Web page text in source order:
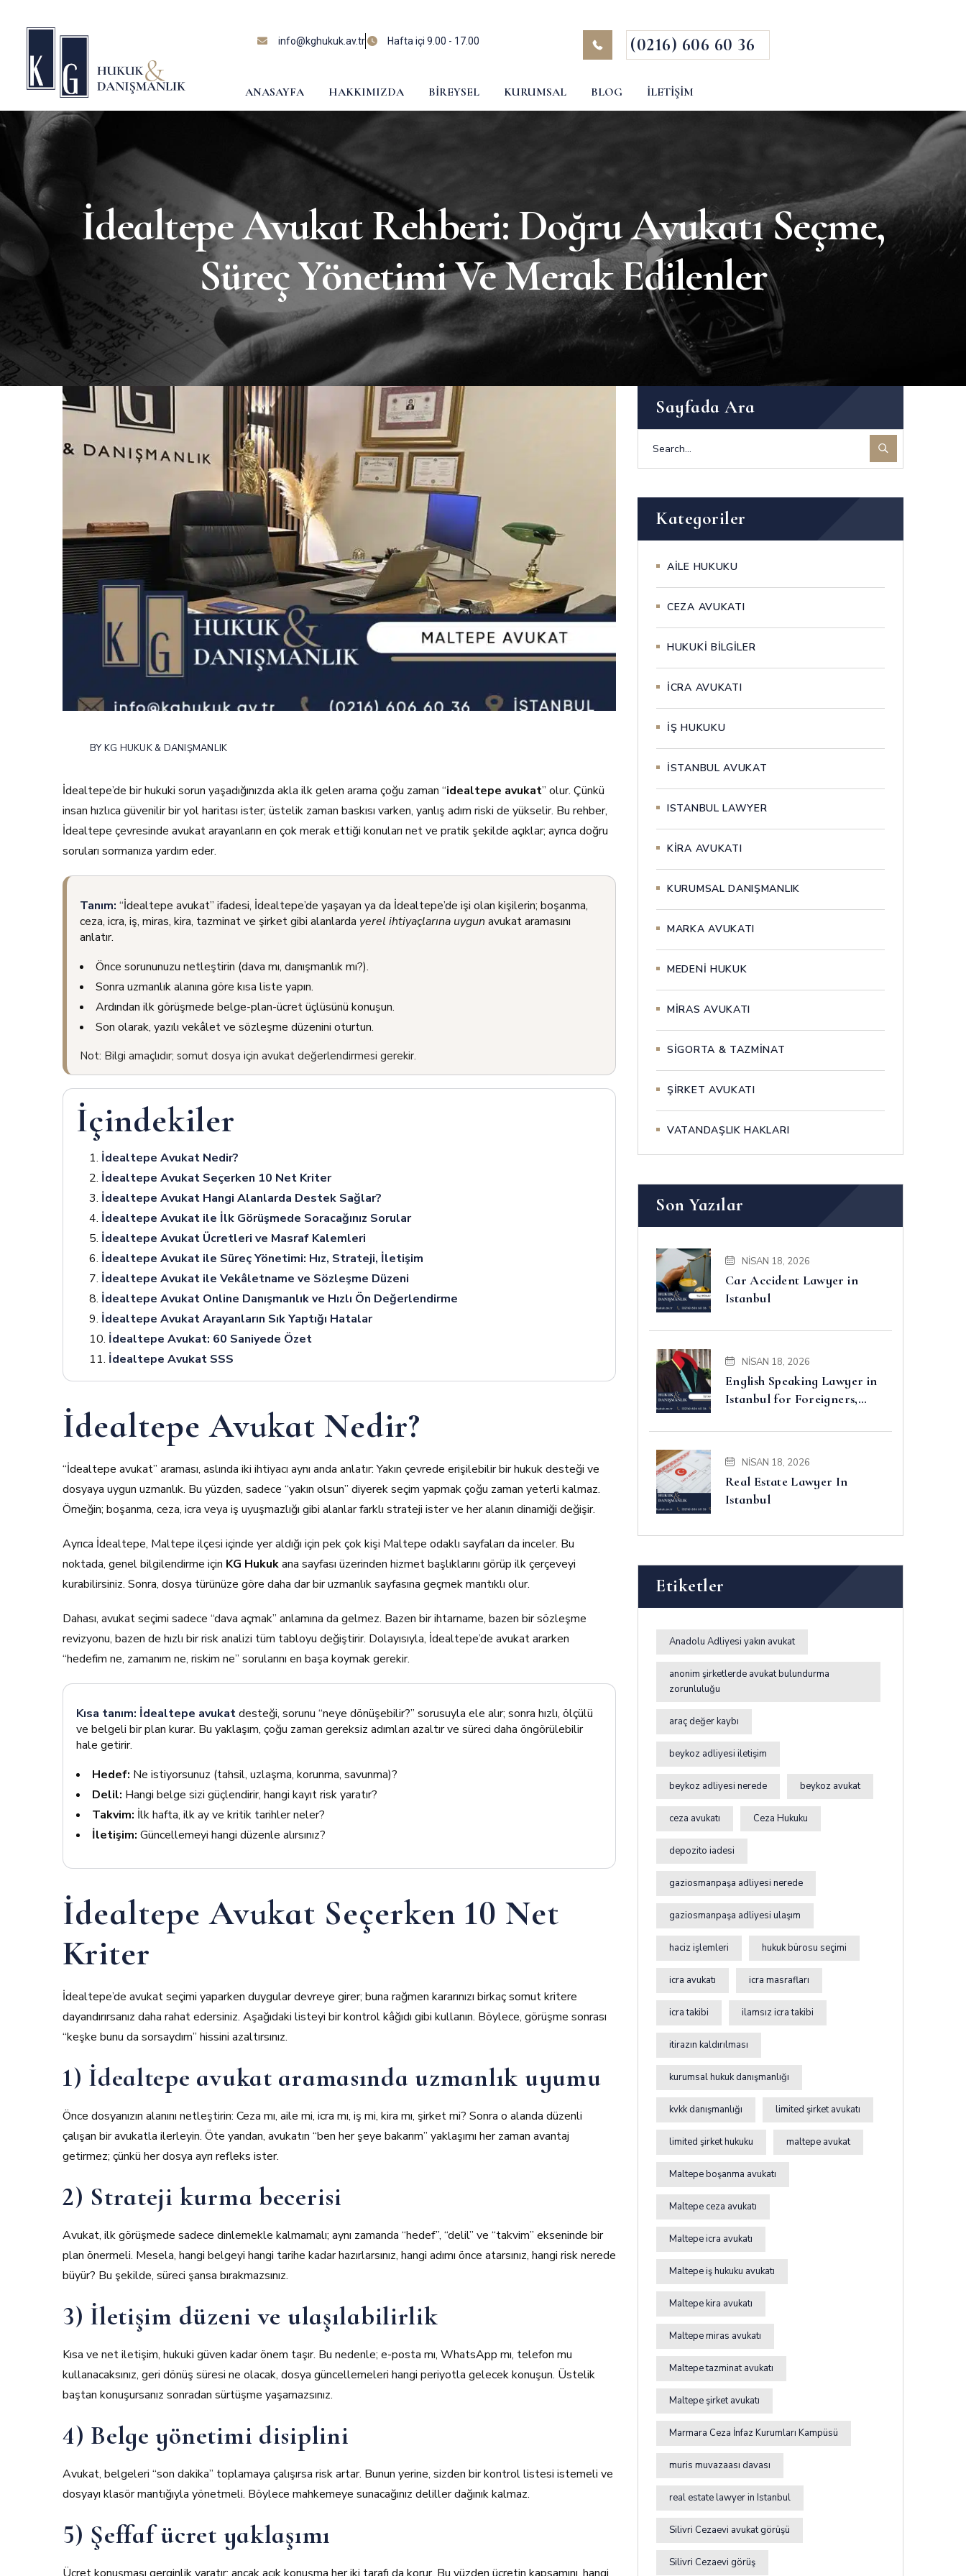
info@kghukuk.av.tr Hafta içi 9.00 - 17.00 (0216) 606 60 36
ANASAYFA HAKKIMIZDA BIREYSEL KURUMSAL BLOG İLETIŞIM
İdealtepe Avukat Rehberi: Doğru Avukatı Seçme,
Süreç Yönetimi Ve Merak Edilenler
BYKG HUKUK & DANIŞMANLIK
İdealtepe’de bir hukuki sorun yaşadığınızda akla ilk gelen arama çoğu zaman “idealtepe avukat” olur. Çünkü
insan hızlıca güvenilir bir yol haritası ister; üstelik zaman baskısı varken, yanlış adım riski de yükselir. Bu rehber,
İdealtepe çevresinde avukat arayanların en çok merak ettiği konuları net ve pratik şekilde açıklar; ayrıca doğru
soruları sormanıza yardım eder.
Tanım: “İdealtepe avukat” ifadesi, İdealtepe’de yaşayan ya da İdealtepe’de işi olan kişilerin; boşanma,
ceza, icra, iş, miras, kira, tazminat ve şirket gibi alanlarda yerel ihtiyaçlarına uygun avukat aramasını
anlatır.
Önce sorununuzu netleştirin (dava mı, danışmanlık mı?).
Sonra uzmanlık alanına göre kısa liste yapın.
Ardından ilk görüşmede belge-plan-ücret üçlüsünü konuşun.
Son olarak, yazılı vekâlet ve sözleşme düzenini oturtun.
Not: Bilgi amaçlıdır; somut dosya için avukat değerlendirmesi gerekir.
İçindekiler
İdealtepe Avukat Nedir?
İdealtepe Avukat Seçerken 10 Net Kriter
İdealtepe Avukat Hangi Alanlarda Destek Sağlar?
İdealtepe Avukat ile İlk Görüşmede Soracağınız Sorular
İdealtepe Avukat Ücretleri ve Masraf Kalemleri
İdealtepe Avukat ile Süreç Yönetimi: Hız, Strateji, İletişim
İdealtepe Avukat ile Vekâletname ve Sözleşme Düzeni
İdealtepe Avukat Online Danışmanlık ve Hızlı Ön Değerlendirme
İdealtepe Avukat Arayanların Sık Yaptığı Hatalar
İdealtepe Avukat: 60 Saniyede Özet
İdealtepe Avukat SSS
İdealtepe Avukat Nedir?
“İdealtepe avukat” araması, aslında iki ihtiyacı aynı anda anlatır: Yakın çevrede erişilebilir bir hukuk desteği ve
dosyaya uygun uzmanlık. Bu yüzden, sadece “yakın olsun” diyerek seçim yapmak çoğu zaman yeterli kalmaz.
Örneğin; boşanma, ceza, icra veya iş uyuşmazlığı gibi alanlar farklı strateji ister ve her alanın dinamiği değişir.
Ayrıca İdealtepe, Maltepe ilçesi içinde yer aldığı için pek çok kişi Maltepe odaklı sayfaları da inceler. Bu
noktada, genel bilgilendirme için KG Hukukana sayfası üzerinden hizmet başlıklarını görüp ilk çerçeveyi
kurabilirsiniz. Sonra, dosya türünüze göre daha dar bir uzmanlık sayfasına geçmek mantıklı olur.
Dahası, avukat seçimi sadece “dava açmak” anlamına da gelmez. Bazen bir ihtarname, bazen bir sözleşme
revizyonu, bazen de hızlı bir risk analizi tüm tabloyu değiştirir. Dolayısıyla, İdealtepe’de avukat ararken
“hedefim ne, zamanım ne, riskim ne” sorularını en başa koymak gerekir.
Kısa tanım: İdealtepe avukatdesteği, sorunu “neye dönüşebilir?” sorusuyla ele alır; sonra hızlı, ölçülü
ve belgeli bir plan kurar. Bu yaklaşım, çoğu zaman gereksiz adımları azaltır ve süreci daha öngörülebilir
hale getirir.
Hedef: Ne istiyorsunuz (tahsil, uzlaşma, korunma, savunma)?
Delil: Hangi belge sizi güçlendirir, hangi kayıt risk yaratır?
Takvim: İlk hafta, ilk ay ve kritik tarihler neler?
İletişim: Güncellemeyi hangi düzenle alırsınız?
İdealtepe Avukat Seçerken 10 Net
Kriter
İdealtepe’de avukat seçimi yaparken duygular devreye girer; buna rağmen kararınızı birkaç somut kritere
dayandırırsanız daha rahat edersiniz. Aşağıdaki listeyi bir kontrol kâğıdı gibi kullanın. Böylece, görüşme sonrası
“keşke bunu da sorsaydım” hissini azaltırsınız.
1) İdealtepe avukat aramasında uzmanlık uyumu
Önce dosyanızın alanını netleştirin: Ceza mı, aile mi, icra mı, iş mi, kira mı, şirket mi? Sonra o alanda düzenli
çalışan bir avukatla ilerleyin. Öte yandan, avukatın “ben her şeye bakarım” yaklaşımı her zaman avantaj
getirmez; çünkü her dosya ayrı refleks ister.
2) Strateji kurma becerisi
Avukat, ilk görüşmede sadece dinlemekle kalmamalı; aynı zamanda “hedef”, “delil” ve “takvim” ekseninde bir
plan önermeli. Mesela, hangi belgeyi hangi tarihe kadar hazırlarsınız, hangi adımı önce atarsınız, hangi risk nerede
büyür? Bu şekilde, süreci şansa bırakmazsınız.
3) İletişim düzeni ve ulaşılabilirlik
Kısa ve net iletişim, hukuki güven kadar önem taşır. Bu nedenle; e-posta mı, WhatsApp mı, telefon mu
kullanacaksınız, geri dönüş süresi ne olacak, dosya güncellemeleri hangi periyotla gelecek konuşun. Üstelik
baştan konuşursanız sonradan sürtüşme yaşamazsınız.
4) Belge yönetimi disiplini
Avukat, belgeleri “son dakika” toplamaya çalışırsa risk artar. Bunun yerine, sizden bir kontrol listesi istemeli ve
dosyayı klasör mantığıyla yönetmeli. Böylece mahkemeye sunacağınız deliller dağınık kalmaz.
5) Şeffaf ücret yaklaşımı
Sayfada Ara
Kategoriler
AİLE HUKUKU
CEZA AVUKATI
HUKUKİ BİLGİLER
İCRA AVUKATI
İŞ HUKUKU
İSTANBUL AVUKAT
ISTANBUL LAWYER
KİRA AVUKATI
KURUMSAL DANIŞMANLIK
MARKA AVUKATI
MEDENİ HUKUK
MİRAS AVUKATI
SİGORTA & TAZMİNAT
ŞİRKET AVUKATI
VATANDAŞLIK HAKLARI
Son Yazılar
NISAN 18, 2026
Car Accident Lawyer in
Istanbul
NISAN 18, 2026
English Speaking Lawyer in
Istanbul for Foreigners,
Disputes
NISAN 18, 2026
Real Estate Lawyer In
Istanbul
Etiketler
Anadolu Adliyesi yakın avukat
anonim şirketlerde avukat bulundurma
zorunluluğu
araç değer kaybı
beykoz adliyesi iletişim
beykoz adliyesi nerede beykoz avukat
ceza avukatı Ceza Hukuku
depozito iadesi
gaziosmanpaşa adliyesi nerede
gaziosmanpaşa adliyesi ulaşım
haciz işlemleri hukuk bürosu seçimi
icra avukatı icra masrafları
icra takibi ilamsız icra takibi
itirazın kaldırılması
kurumsal hukuk danışmanlığı
kvkk danışmanlığı limited şirket avukatı
limited şirket hukuku maltepe avukat
Maltepe boşanma avukatı
Maltepe ceza avukatı
Maltepe icra avukatı
Maltepe iş hukuku avukatı
Maltepe kira avukatı
Maltepe miras avukatı
Maltepe tazminat avukatı
Maltepe şirket avukatı
Marmara Ceza İnfaz Kurumları Kampüsü
muris muvazaası davası
real estate lawyer in Istanbul
Silivri Cezaevi avukat görüşü
Silivri Cezaevi görüş